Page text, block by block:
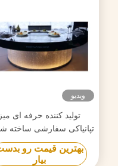
ویدیو
تولید کننده حرفه ای میز
تپانیاکی سفارشی ساخته
طراحی رایگان قابل
تامین کننده تجهیزات
بهترین قیمت رو
بیار